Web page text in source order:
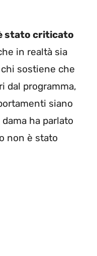
stato criticato
in realtà sia
sostiene che
dal programma,
siano
ha parlato
non è stato